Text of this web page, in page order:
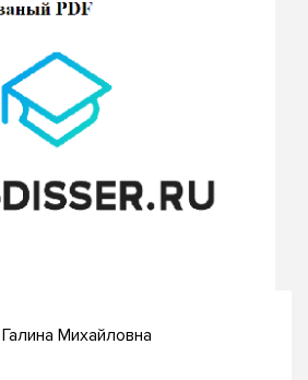
Михайловна